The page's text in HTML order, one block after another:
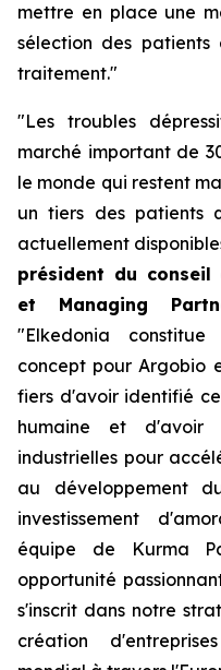
mettre en place une
sélection des
traitement."
"Les troubles
marché important de
le monde qui restent
un tiers des patients
actuellement
président du
et Managing
"Elkedonia
concept pour Argobio
fiers d'avoir identifié
humaine et d'avoir
industrielles pour
au développement
investissement
équipe de Kurma
opportunité
s'inscrit dans notre
création